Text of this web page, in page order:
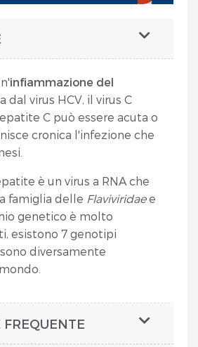
infiammazione del
dal virus HCV, il virus C
C può essere acuta o
cronica l'infezione che
è un virus a RNA che
famiglia delle Flaviviridaee
genetico è molto
esistono 7 genotipi
diversamente